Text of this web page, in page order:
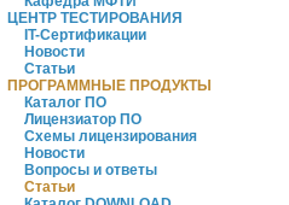
ЦЕНТР ТЕСТИРОВАНИЯ
IT-Сертификации
Новости
Статьи
ПРОГРАММНЫЕ ПРОДУКТЫ
Каталог ПО
Лицензиатор ПО
Схемы лицензирования
Новости
Вопросы и ответы
Статьи